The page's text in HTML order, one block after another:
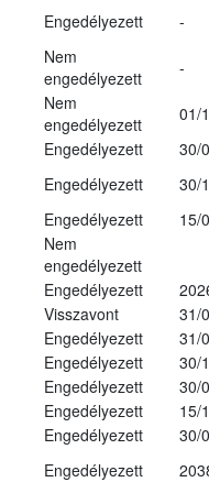
Engedélyezett -
Nem
engedélyezett
-
Nem
engedélyezett
01/
Engedélyezett
30/
Engedélyezett
30/
Engedélyezett
15/
Nem
engedélyezett
Engedélyezett
Visszavont
31/
Engedélyezett
31/
Engedélyezett
30/
Engedélyezett
30/
Engedélyezett
15/
Engedélyezett
30/
Engedélyezett